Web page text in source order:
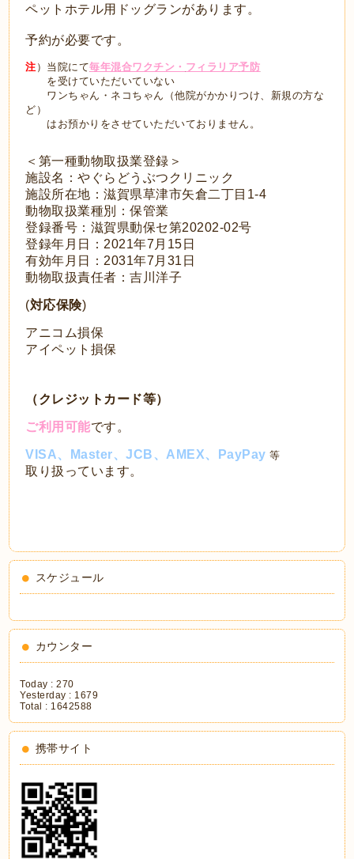
ペットホテル用ドッグランがあります。
予約が必要です。
注 ）当院にて毎年混合ワクチン・ フィラリア予防
を受けていただいていない
ワンちゃん・ ネコちゃん（他院がかかりつけ、新規の方な
ど）
はお預かりをさせて いただいておりません 。
＜第一種動物取扱業登録＞
施設名：やぐらどうぶつクリニック
施設所在地：滋賀県草津市矢倉二丁目1-4
動物取扱業種別：保管業
登録番号：滋賀県動保セ第20202-02号
登録年月日：2021年7月15日
有効年月日：2031年7月31日
動物取扱責任者：吉川洋子
(対応保険)
アニコム損保
アイペット損保
（クレジットカード等）
ご利用可能です。
VISA、Master、JCB、AMEX、 PayPay 等
取り扱っています。
スケジュール
カウンター
Today :270
Yesterday : 1679
Total : 1642588
携帯サイト